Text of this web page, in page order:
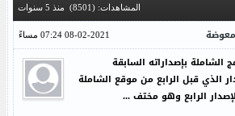
المشاهدات: (8501) منذ 5 سنوات
08-02-2021 07:24 مساءً
بإصداراته السابقة
الذي قبل الرابع من موقع الشاملة
الرابع وهو مختف ...